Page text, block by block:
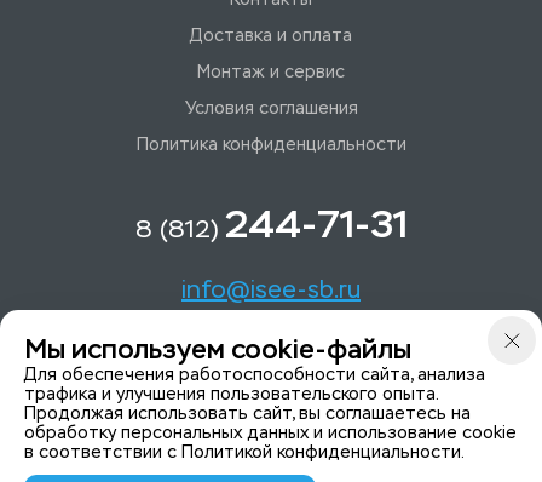
Доставка и оплата
Монтаж и сервис
Условия соглашения
Политика конфиденциальности
8 (812) 244-71-31
info@isee-sb.ru
Светлановский пр-кт, д. 70, корп. 1
Мы в Telegam
Мы используем cookie-файлы
Для обеспечения работоспособности сайта, анализа
трафика и улучшения пользовательского опыта.
Продолжая использовать сайт, вы соглашаетесь на
обработку персональных данных и использование cookie
в соответствии с Политикой конфиденциальности.